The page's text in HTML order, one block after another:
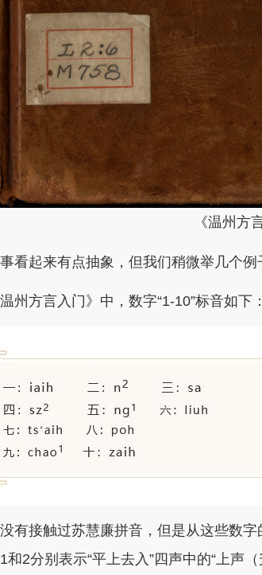
《温州方
看起来有点抽象，但我们稍微举几个例
州方言入门》中，数字“1-10”标音如下：
有接触过苏慧廉拼音，但是从这些数
和2分别表示“平上去入”四声中的“上声